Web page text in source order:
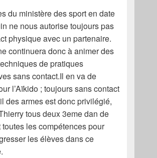
du ministère des sport en date
ne nous autorise toujours pas
physique avec un partenaire.
continuera donc à animer des
de pratiques
sans contact.Il en va de
l’Aïkido ; toujours sans contact
des armes est donc privilégié,
tous deux 3eme dan de
toutes les compétences pour
les élèves dans ce